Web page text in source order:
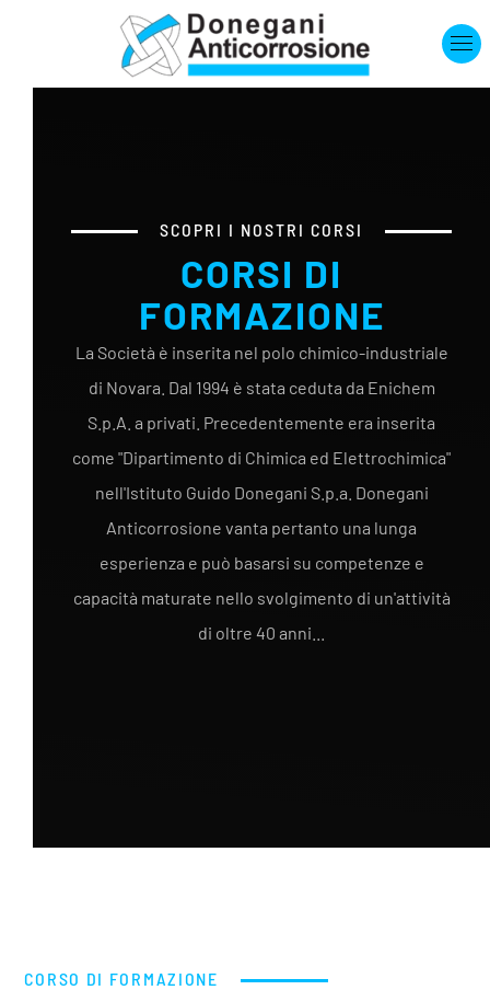
Skip to main content
SCOPRI I NOSTRI CORSI
CORSI DI
FORMAZIONE
La Società è inserita nel polo chimico-industriale
di Novara. Dal 1994 è stata ceduta da Enichem
S.p.A. a privati. Precedentemente era inserita
come "Dipartimento di Chimica ed Elettrochimica"
nell'Istituto Guido Donegani S.p.a. Donegani
Anticorrosione vanta pertanto una lunga
esperienza e può basarsi su competenze e
capacità maturate nello svolgimento di un'attività
di oltre 40 anni...
CORSO DI FORMAZIONE